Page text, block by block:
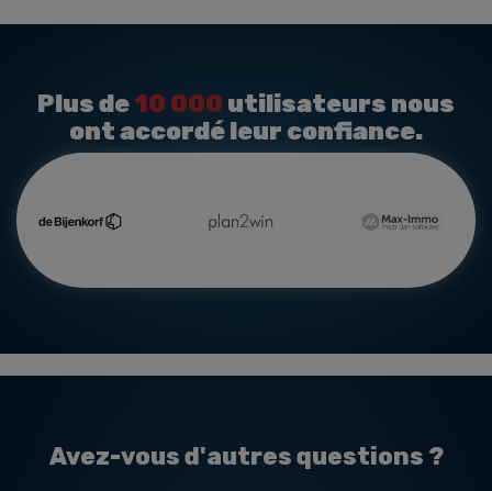
Plus de10 000 utilisateurs nous
ont accordé leur confiance.
Avez-vous d'autres questions ?